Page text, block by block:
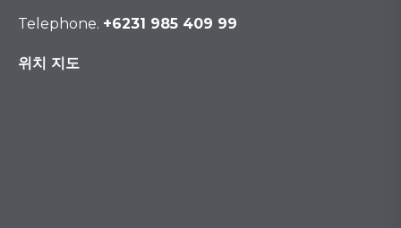
Telephone. +6231 985 409 99
위치 지도